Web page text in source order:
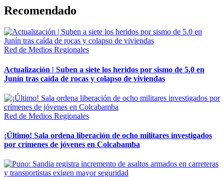
Recomendado
Red de Medios Regionales
Actualización | Suben a siete los heridos por sismo de 5.0 en
Junín tras caída de rocas y colapso de viviendas
Red de Medios Regionales
¡Último! Sala ordena liberación de ocho militares investigados
por crímenes de jóvenes en Colcabamba